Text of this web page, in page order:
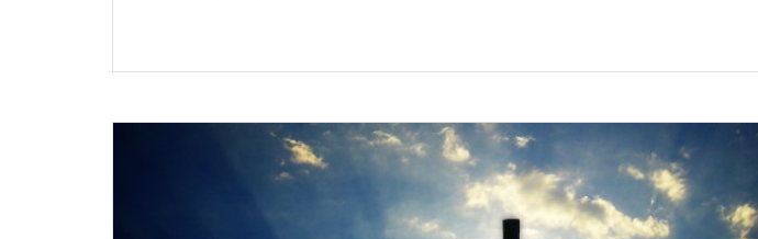
b
o
s
p
t
r
l